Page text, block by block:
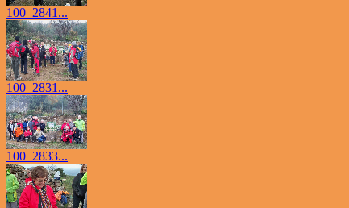
100_2841...
100_2831...
100_2833...